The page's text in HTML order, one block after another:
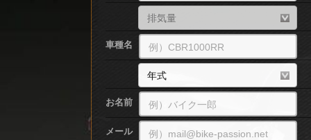
車種名
お名前
メール